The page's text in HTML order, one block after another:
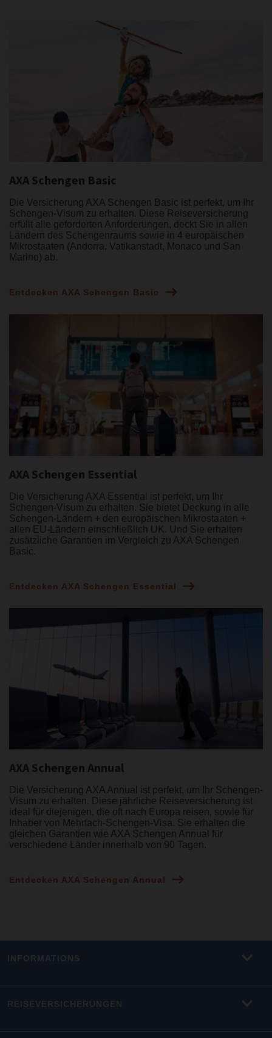
AXA Schengen Basic
Die Versicherung AXA Schengen Basic ist perfekt, um Ihr
Schengen-Visum zu erhalten. Diese Reiseversicherung
erfüllt alle geforderten Anforderungen, deckt Sie in allen
Ländern des Schengenraums sowie in 4 europäischen
Mikrostaaten (Andorra, Vatikanstadt, Monaco und San
Marino) ab.
Entdecken AXA Schengen Basic
AXA Schengen Essential
Die Versicherung AXA Essential ist perfekt, um Ihr
Schengen-Visum zu erhalten. Sie bietet Deckung in alle
Schengen-Ländern + den europäischen Mikrostaaten +
allen EU-Ländern einschließlich UK. Und Sie erhalten
zusätzliche Garantien im Vergleich zu AXA Schengen
Basic.
Entdecken AXA Schengen Essential
AXA Schengen Annual
Die Versicherung AXA Annual ist perfekt, um Ihr Schengen-
Visum zu erhalten. Diese jährliche Reiseversicherung ist
ideal für diejenigen, die oft nach Europa reisen, sowie für
Inhaber von Mehrfach-Schengen-Visa. Sie erhalten die
gleichen Garantien wie AXA Schengen Annual für
verschiedene Länder innerhalb von 90 Tagen.
Entdecken AXA Schengen Annual
INFORMATIONS
REISEVERSICHERUNGEN